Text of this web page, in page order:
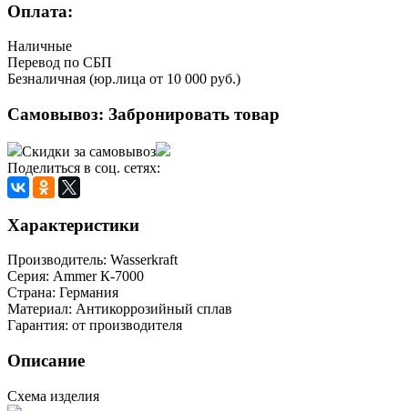
Оплата:
Наличные
Перевод по СБП
Безналичная (юр.лица от 10 000 руб.)
Самовывоз: Забронировать товар
Скидки за самовывоз
Поделиться в соц. сетях:
Характеристики
Производитель: Wasserkraft
Серия: Ammer К-7000
Страна: Германия
Материал: Антикоррозийный сплав
Гарантия: от производителя
Описание
Схема изделия